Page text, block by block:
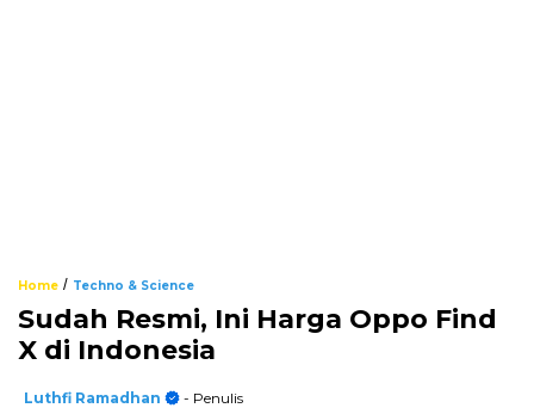
Home / Techno & Science
Sudah Resmi, Ini Harga Oppo Find
X di Indonesia
Luthfi Ramadhan
- Penulis